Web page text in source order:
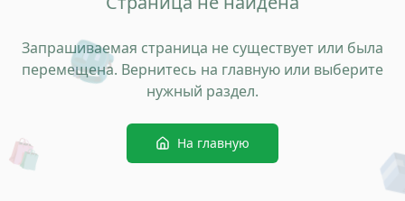
🛍️
🎒
Запрашиваемая страница не существует или была
перемещена. Вернитесь на главную или выберите
нужный раздел.
На главную